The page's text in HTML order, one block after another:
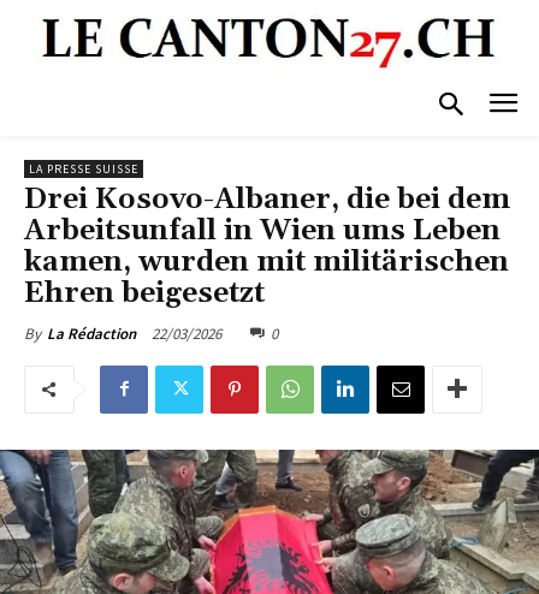
LA PRESSE SUISSE
Drei Kosovo-Albaner, die bei dem
Arbeitsunfall in Wien ums Leben
kamen, wurden mit militärischen
Ehren beigesetzt
By La Rédaction 22/03/2026 0